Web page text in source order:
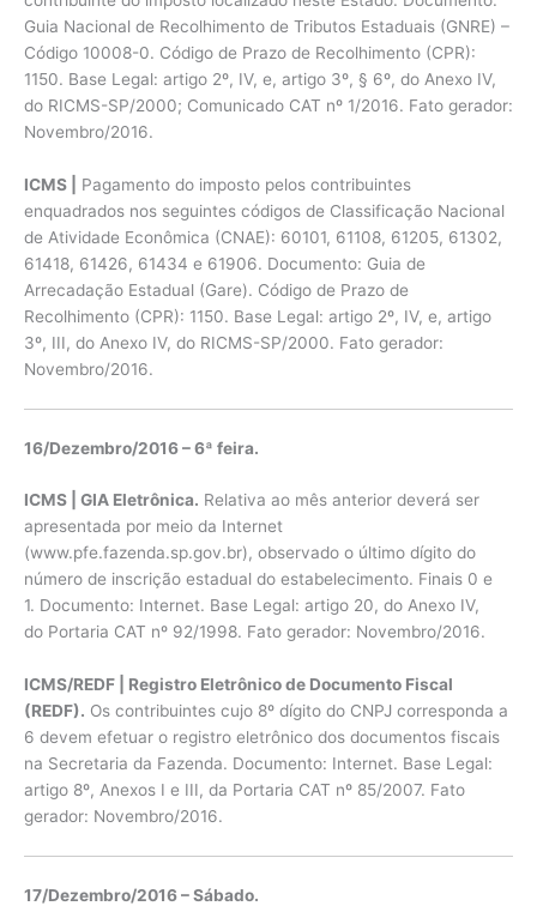
Guia Nacional de Recolhimento de Tributos Estaduais (GNRE) –
Código 10008-0. Código de Prazo de Recolhimento (CPR):
1150. Base Legal: artigo 2º, IV, e, artigo 3º, § 6º, do Anexo IV,
do RICMS-SP/2000; Comunicado CAT nº 1/2016. Fato gerador:
Novembro/2016.
ICMS |
Pagamento do imposto pelos contribuintes
enquadrados nos seguintes códigos de Classificação Nacional
de Atividade Econômica (CNAE): 60101, 61108, 61205, 61302,
61418, 61426, 61434 e 61906. Documento: Guia de
Arrecadação Estadual (Gare). Código de Prazo de
Recolhimento (CPR): 1150. Base Legal: artigo 2º, IV, e, artigo
3º, III, do Anexo IV, do RICMS-SP/2000. Fato gerador:
Novembro/2016.
16/Dezembro/2016 – 6ª feira.
ICMS | GIA Eletrônica. Relativa ao mês anterior deverá ser
apresentada por meio da Internet
(www.pfe.fazenda.sp.gov.br), observado o último dígito do
número de inscrição estadual do estabelecimento. Finais 0 e
1. Documento: Internet. Base Legal: artigo 20, do Anexo IV,
do Portaria CAT nº 92/1998. Fato gerador: Novembro/2016.
ICMS/REDF | Registro Eletrônico de Documento Fiscal
(REDF). Os contribuintes cujo 8º dígito do CNPJ corresponda a
6 devem efetuar o registro eletrônico dos documentos fiscais
na Secretaria da Fazenda. Documento: Internet. Base Legal:
artigo 8º, Anexos I e III, da Portaria CAT nº 85/2007. Fato
gerador: Novembro/2016.
17/Dezembro/2016 – Sábado.